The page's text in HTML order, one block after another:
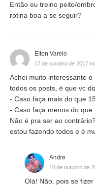
Então eu treino peito/
rotina boa a se seguir?
Elton Varelo
17 de outubro de 2017
Achei muito interessante
todos os posts, é que vc
- Caso faça mais do que
- Caso faça menos do
Não é pra ser ao
estou fazendo todos e é
Andre
18 de outubro de
Olá! Não, pois se